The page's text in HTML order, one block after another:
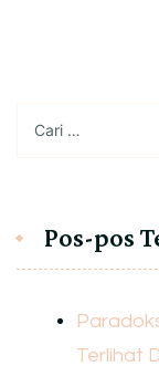
untuk:
Pos-pos
Terlihat